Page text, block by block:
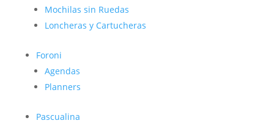
Mochilas sin Ruedas
Loncheras y Cartucheras
Foroni
Agendas
Planners
Pascualina